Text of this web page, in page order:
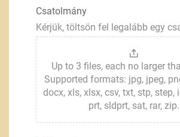
Csatolmány
Kérjük, töltsön fel legalább egy
Up to 3 files, each no larger
Supported formats: jpg, jpeg,
docx, xls, xlsx, csv, txt, stp, step,
prt, sldprt, sat, rar, zip.